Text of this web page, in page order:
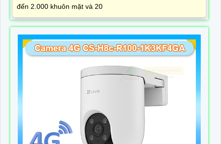
đến 2.000 khuôn mặt và 20